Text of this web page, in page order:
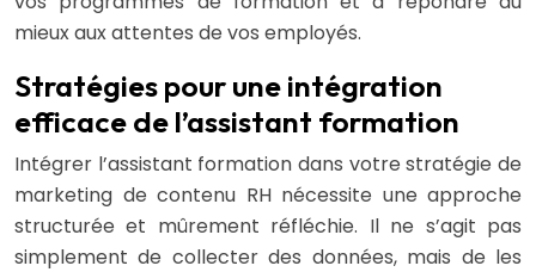
mieux aux attentes de vos employés.
Stratégies pour une intégration
efficace de l’assistant formation
Intégrer l’assistant formation dans votre stratégie de
marketing de contenu RH nécessite une approche
structurée et mûrement réfléchie. Il ne s’agit pas
simplement de collecter des données, mais de les